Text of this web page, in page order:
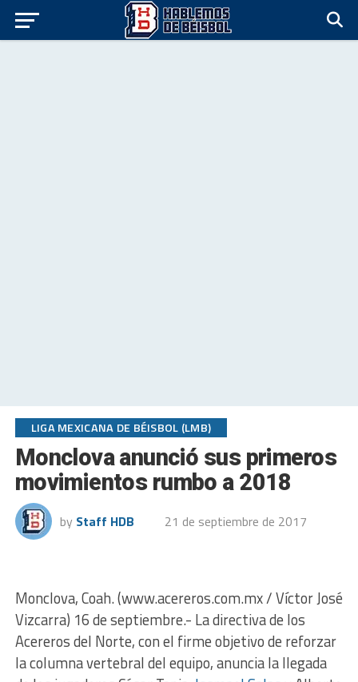
LIGA MEXICANA DE BÉISBOL (LMB)
Monclova anunció sus primeros
movimientos rumbo a 2018
by Staff HDB 21 de septiembre de 2017
Monclova, Coah. (www.acereros.com.mx/ Víctor José
Vizcarra) 16 de septiembre.- La directiva de los
Acereros del Norte, con el firme objetivo de reforzar
la columna vertebral del equipo, anuncia la llegada